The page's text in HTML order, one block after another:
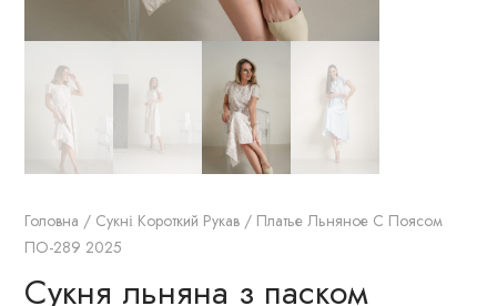
Головна / Сукні Короткий Рукав / Платье Льняное С Поясом
ПО-289 2025
Сукня льняна з паском